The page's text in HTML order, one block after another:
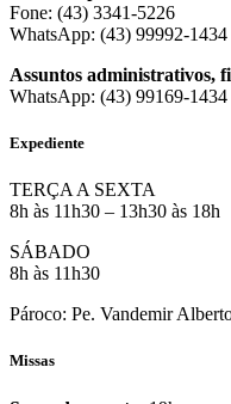
Fone: (43) 3341-5226
WhatsApp: (43) 99992-1434
Assuntos administrativos,
WhatsApp: (43) 99169-1434
Expediente
TERÇA A SEXTA
8h às 11h30 – 13h30 às 18h
SÁBADO
8h às 11h30
Pároco: Pe. Vandemir
Missas